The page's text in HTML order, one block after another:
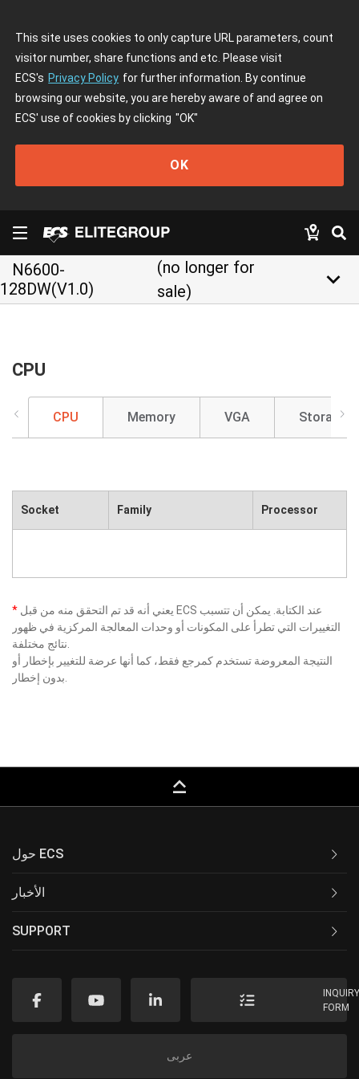
This site uses cookies to only capture URL parameters, count
visitor number, share functions and etc. Please visit
ECS's Privacy Policy for further information. By continue
browsing our website, you are hereby aware of and agree on
ECS' use of cookies by clicking "OK"
OK
N6600-
128DW(V1.0)
(no longer for
sale)
keyboard_arrow_down
CPU
CPU Memory VGA Storage
Socket Family Processor
*
التغييرات التي تطرأ على المكونات أو وحدات المعالجة المركزية في ظهور
النتيجة المعروضة تستخدم كمرجع فقط، كما أنها عرضة للتغيير بإخطار أو
keyboard_capslock
حول ECS
الأخبار
SUPPORT
FORM
عربى